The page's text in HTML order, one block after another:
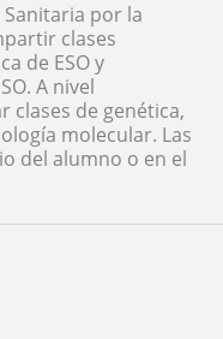
Sanitaria por la
clases
de ESO y
A nivel
de genética,
molecular. Las
del alumno o en el